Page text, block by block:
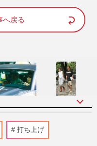
へ戻る
代表》木村拓哉の長
公開で熱狂！「グッズ
打ち上げ